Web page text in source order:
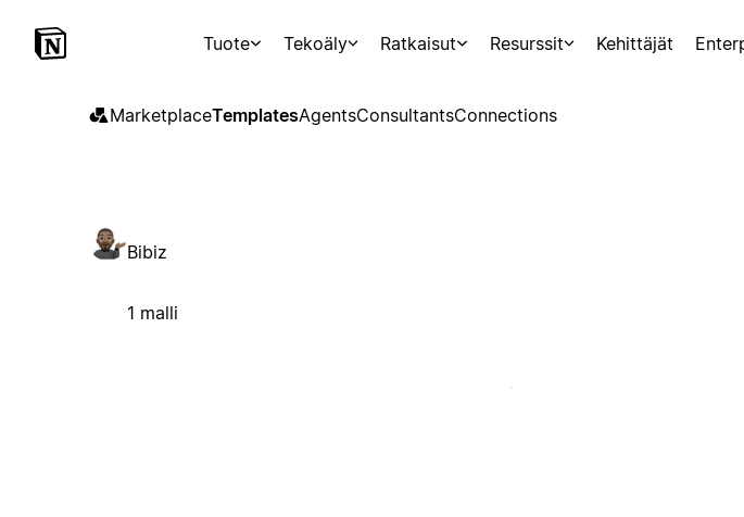
Tuote Tekoäly Ratkaisut Resurssit Kehittäjät
MarketplaceTemplatesAgentsConsultantsConnections
Bibiz
1 malli